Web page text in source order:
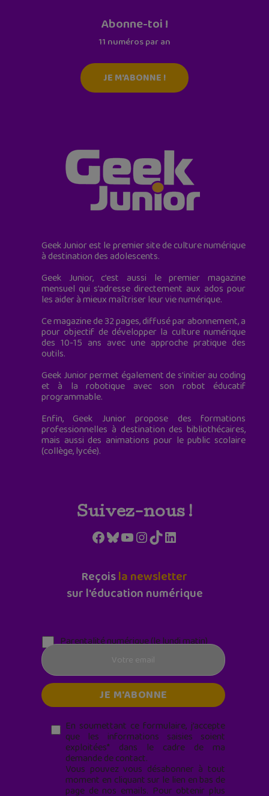
Abonne-toi !
11 numéros par an
JE M'ABONNE !
Geek Junior est le premier site de culture numérique
à destination des adolescents.
Geek Junior, c’est aussi le premier magazine
mensuel qui s’adresse directement aux ados pour
les aider à mieux maîtriser leur vie numérique.
Ce magazine de 32 pages, diffusé par abonnement, a
pour objectif de développer la culture numérique
des 10-15 ans avec une approche pratique des
outils.
Geek Junior permet également de s'initier au coding
et à la robotique avec son robot éducatif
programmable.
Enfin, Geek Junior propose des formations
professionnelles à destination des bibliothécaires,
mais aussi des animations pour le public scolaire
(collège, lycée).
Suivez-nous !
Facebook
Bluesky
YouTube
Instagram
TikTokLinkedIn
Reçoisla newsletter
sur l'éducation numérique
Parentalité numérique (le lundi matin)
En soumettant ce formulaire, j’accepte
que les informations saisies soient
exploitées* dans le cadre de ma
demande de contact.
Vous pouvez vous désabonner à tout
moment en cliquant sur le lien en bas de
page de nos emails. Pour obtenir plus